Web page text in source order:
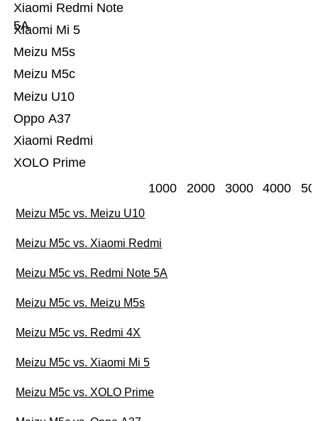
XOLO Prime
Xiaomi Redmi
Oppo A37
Meizu U10
Meizu M5c
Meizu M5s
Xiaomi Mi 5
Xiaomi Redmi Note
5A
1000 2000 3000 4000
Meizu M5c vs. Meizu U10
Meizu M5c vs. Xiaomi Redmi
Meizu M5c vs. Redmi Note 5A
Meizu M5c vs. Meizu M5s
Meizu M5c vs. Redmi 4X
Meizu M5c vs. Xiaomi Mi 5
Meizu M5c vs. XOLO Prime